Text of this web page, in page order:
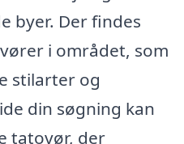
byer. Der findes
i området, som
stilarter og
din søgning kan
tatovør, der